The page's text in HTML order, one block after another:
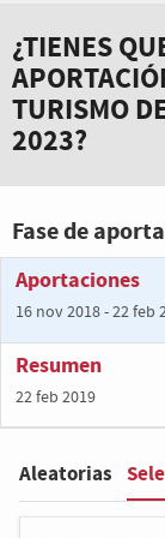
¿TIENES
TURISMO
2023?
Fase de
Aportaciones
16 nov 2018 - 22 feb
Resumen
22 feb 2019
Filter:
Aleatorias